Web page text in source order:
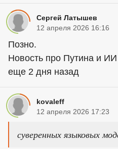
Сергей Латышев
12 апреля 2026 16:16
Позно.
Новость про Путина и
еще 2 дня назад
kovaleff
12 апреля 2026 17:23
суверенных языковых